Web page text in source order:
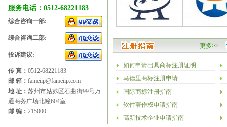
2025年清明节放假安排的通知
服务电话：0512-68221183
综合咨询一部:
综合咨询二部:
投诉建议:
传 真： 0512-68221183
邮 箱： fameiip@fameiip.com
地 址： 苏州市姑苏区石曲街99号万
通商务广场北幢604室
邮 编： 215000
更多>>
如何申请出具商标注册证明
马德里商标注册申请
国际商标注册指南
软件著作权申请指南
高新技术企业申请指南